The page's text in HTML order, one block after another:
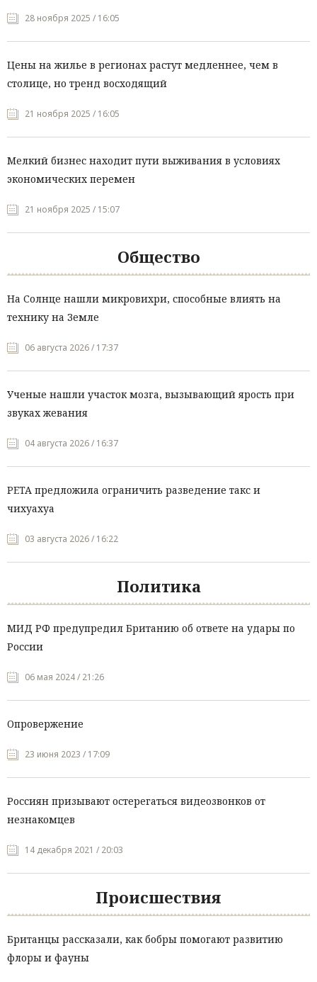
28 ноября 2025 / 16:05
Цены на жилье в регионах растут медленнее, чем в
столице, но тренд восходящий
21 ноября 2025 / 16:05
Мелкий бизнес находит пути выживания в условиях
экономических перемен
21 ноября 2025 / 15:07
Общество
На Солнце нашли микровихри, способные влиять на
технику на Земле
06 августа 2026 / 17:37
Ученые нашли участок мозга, вызывающий ярость при
звуках жевания
04 августа 2026 / 16:37
PETA предложила ограничить разведение такс и
чихуахуа
03 августа 2026 / 16:22
Политика
МИД РФ предупредил Британию об ответе на удары по
России
06 мая 2024 / 21:26
Опровержение
23 июня 2023 / 17:09
Россиян призывают остерегаться видеозвонков от
незнакомцев
14 декабря 2021 / 20:03
Происшествия
Британцы рассказали, как бобры помогают развитию
флоры и фауны